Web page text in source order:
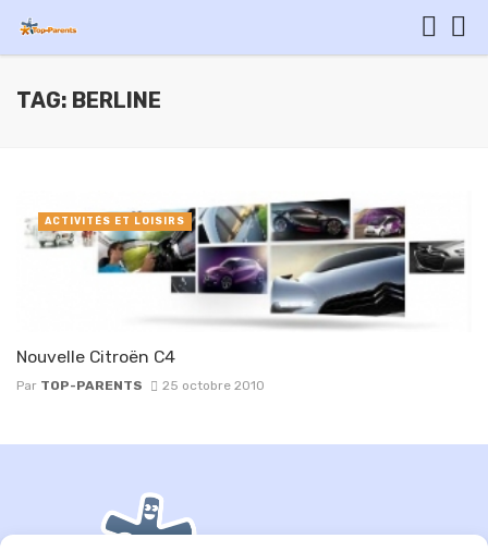
TAG: BERLINE
Nouvelle Citroën C4
Par TOP-PARENTS 25 octobre 2010
ACTIVITÉS ET LOISIRS